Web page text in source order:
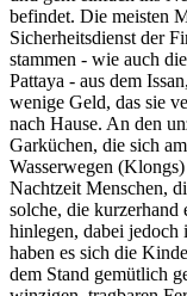
befindet. Die meisten
Sicherheitsdienst der
stammen - wie auch
Pattaya - aus dem
wenige Geld, das sie
nach Hause. An den
Garküchen, die sich
Wasserwegen
Nachtzeit Menschen,
solche, die kurzerhand
hinlegen, dabei jedoch
haben es sich die
dem Stand gemütlich